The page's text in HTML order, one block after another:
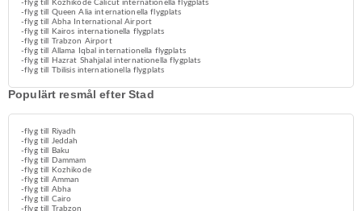
-flyg till Kozhikode Calicut internationella flygplats
-flyg till Queen Alia internationella flygplats
-flyg till Abha International Airport
-flyg till Kairos internationella flygplats
-flyg till Trabzon Airport
-flyg till Allama Iqbal internationella flygplats
-flyg till Hazrat Shahjalal internationella flygplats
-flyg till Tbilisis internationella flygplats
Populärt resmål efter Stad
-flyg till Riyadh
-flyg till Jeddah
-flyg till Baku
-flyg till Dammam
-flyg till Kozhikode
-flyg till Amman
-flyg till Abha
-flyg till Cairo
-flyg till Trabzon